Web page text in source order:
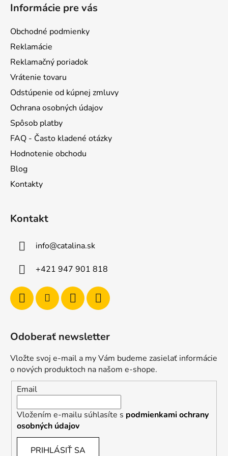
v
Informácie pre vás
Obchodné podmienky
Reklamácie
Reklamačný poriadok
Vrátenie tovaru
Odstúpenie od kúpnej zmluvy
Ochrana osobných údajov
Spôsob platby
FAQ - Často kladené otázky
Hodnotenie obchodu
Blog
Kontakty
Kontakt
info@catalina.sk
+421 947 901 818
Odoberať newsletter
Vložte svoj e-mail a my Vám budeme zasielať informácie
o nových produktoch na našom e-shope.
Email
Vložením e-mailu súhlasíte s podmienkami ochrany
osobných údajov
PRIHLÁSIŤ SA